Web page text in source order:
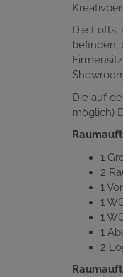
Die Lofts,
befinden,
Die auf
möglich)
1
2
1
1
1
1
2